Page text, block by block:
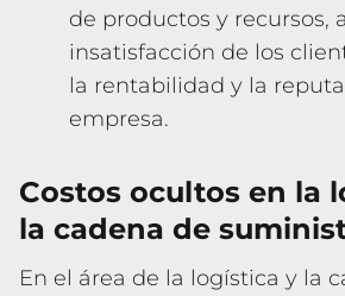
de productos y recursos,
insatisfacción de los
la rentabilidad y la
empresa.
Costos ocultos en la
la cadena de
En el área de la logística y la